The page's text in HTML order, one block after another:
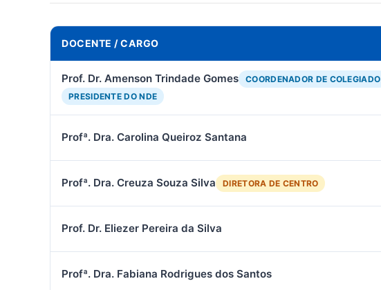
DOCENTE / CARGO
Prof. Dr. Amenson Trindade Gomes
COORDENADOR DE COLEGIADO
PRESIDENTE DO NDE
Profª. Dra. Carolina Queiroz Santana
Profª. Dra. Creuza Souza Silva DIRETORA DE CENTRO
Prof. Dr. Eliezer Pereira da Silva
Profª. Dra. Fabiana Rodrigues dos Santos